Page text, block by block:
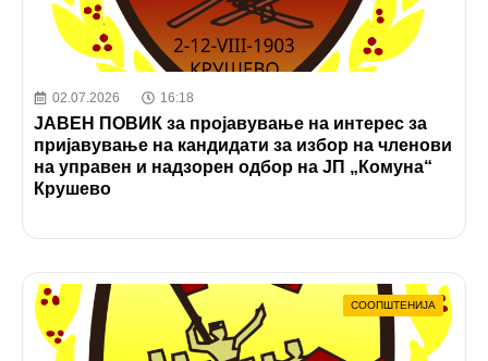
02.07.2026 16:18
ЈАВЕН ПОВИК за пројавување на интерес за
пријавување на кандидати за избор на членови
на управен и надзорен одбор на ЈП „Комуна“
Крушево
СООПШТЕНИЈА